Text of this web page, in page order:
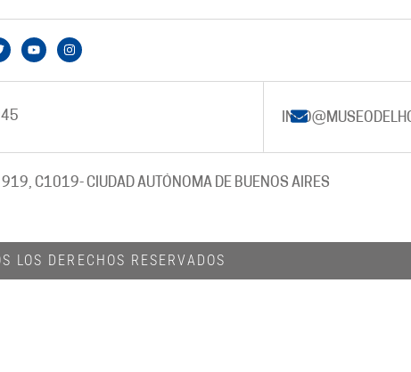
919, C1019- CIUDAD AUTÓNOMA DE BUENOS AIRES
LOS DERECHOS RESERVADOS